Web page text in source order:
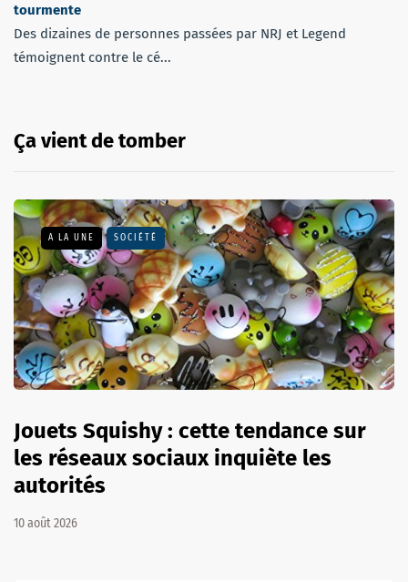
tourmente
Des dizaines de personnes passées par NRJ et Legend
témoignent contre le cé...
Ça vient de tomber
A LA UNE SOCIÉTÉ
Jouets Squishy : cette tendance sur
les réseaux sociaux inquiète les
autorités
10 août 2026